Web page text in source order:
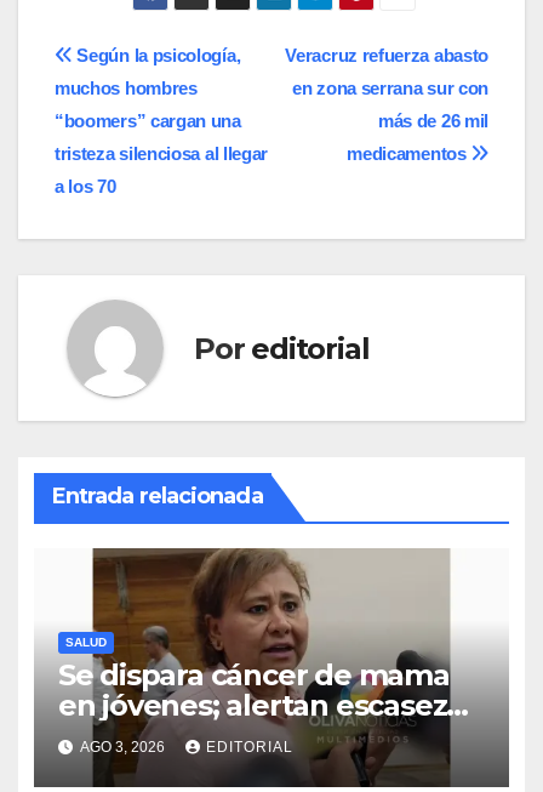
Navegación
de
entradas
Veracruz refuerza abasto
en zona serrana sur con
más de 26 mil
medicamentos
Según la psicología,
muchos hombres
“boomers” cargan una
tristeza silenciosa al llegar
a los 70
Por editorial
Entrada relacionada
SALUD
Se dispara cáncer de mama
en jóvenes; alertan escasez
intermitente de fármacos
AGO 3, 2026 EDITORIAL